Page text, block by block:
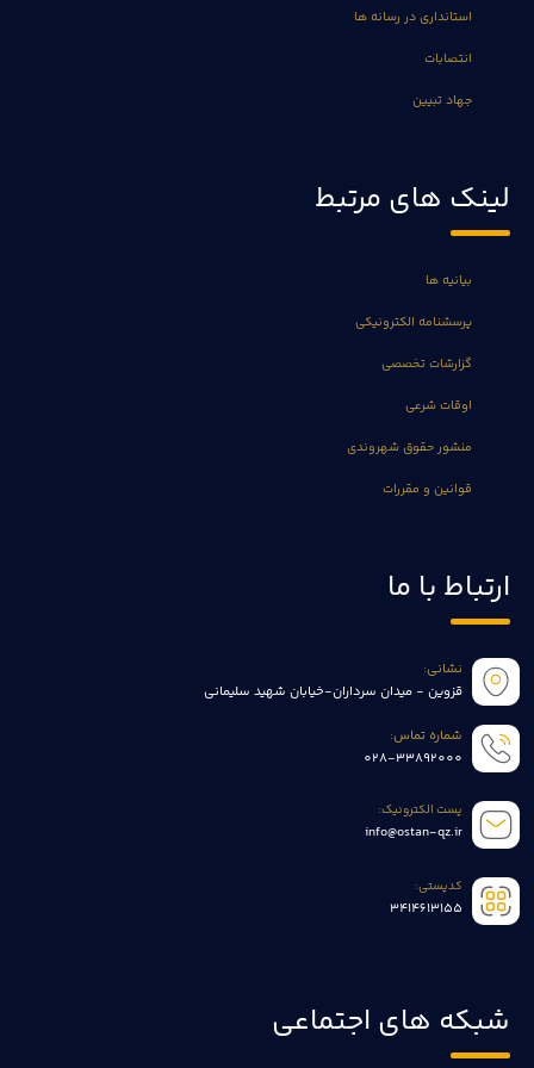
استانداری در رسانه ها
انتصابات
جهاد تبیین
لینک های مرتبط
بیانیه ها
پرسشنامه الکترونیکی
گزارشات تخصصی
اوقات شرعی
منشور حقوق شهروندی
قوانین و مقررات
ارتباط با ما
نشانی:
قزوین - میدان سرداران-خیابان شهید سلیمانی
شماره تماس:
028-33892000
پست الکترونیک:
info@ostan-qz.ir
کدپستی:
3414613155
شبکه های اجتماعی